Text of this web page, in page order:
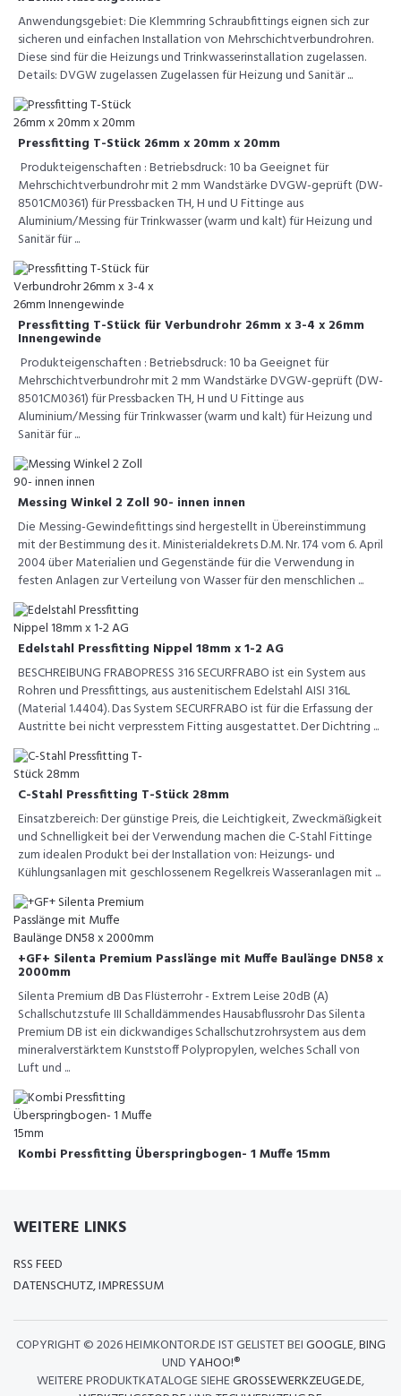
Anwendungsgebiet: Die Klemmring Schraubfittings eignen sich zur
sicheren und einfachen Installation von Mehrschichtverbundrohren.
Diese sind für die Heizungs und Trinkwasserinstallation zugelassen.
Details: DVGW zugelassen Zugelassen für Heizung und Sanitär ...
Pressfitting T-Stück 26mm x 20mm x 20mm
Produkteigenschaften : Betriebsdruck: 10 ba Geeignet für
Mehrschichtverbundrohr mit 2 mm Wandstärke DVGW-geprüft (DW-
8501CM0361) für Pressbacken TH, H und U Fittinge aus
Aluminium/Messing für Trinkwasser (warm und kalt) für Heizung und
Sanitär für ...
Pressfitting T-Stück für Verbundrohr 26mm x 3-4 x 26mm
Innengewinde
Produkteigenschaften : Betriebsdruck: 10 ba Geeignet für
Mehrschichtverbundrohr mit 2 mm Wandstärke DVGW-geprüft (DW-
8501CM0361) für Pressbacken TH, H und U Fittinge aus
Aluminium/Messing für Trinkwasser (warm und kalt) für Heizung und
Sanitär für ...
Messing Winkel 2 Zoll 90- innen innen
Die Messing-Gewindefittings sind hergestellt in Übereinstimmung
mit der Bestimmung des it. Ministerialdekrets D.M. Nr. 174 vom 6. April
2004 über Materialien und Gegenstände für die Verwendung in
festen Anlagen zur Verteilung von Wasser für den menschlichen ...
Edelstahl Pressfitting Nippel 18mm x 1-2 AG
BESCHREIBUNG FRABOPRESS 316 SECURFRABO ist ein System aus
Rohren und Pressfittings, aus austenitischem Edelstahl AISI 316L
(Material 1.4404). Das System SECURFRABO ist für die Erfassung der
Austritte bei nicht verpresstem Fitting ausgestattet. Der Dichtring ...
C-Stahl Pressfitting T-Stück 28mm
Einsatzbereich: Der günstige Preis, die Leichtigkeit, Zweckmäßigkeit
und Schnelligkeit bei der Verwendung machen die C-Stahl Fittinge
zum idealen Produkt bei der Installation von: Heizungs- und
Kühlungsanlagen mit geschlossenem Regelkreis Wasseranlagen mit ...
+GF+ Silenta Premium Passlänge mit Muffe Baulänge DN58 x
2000mm
Silenta Premium dB Das Flüsterrohr - Extrem Leise 20dB (A)
Schallschutzstufe III Schalldämmendes Hausabflussrohr Das Silenta
Premium DB ist ein dickwandiges Schallschutzrohrsystem aus dem
mineralverstärktem Kunststoff Polypropylen, welches Schall von
Luft und ...
Kombi Pressfitting Überspringbogen- 1 Muffe 15mm
WEITERE LINKS
RSS FEED
DATENSCHUTZ, IMPRESSUM
COPYRIGHT ©2026 HEIMKONTOR.DE IST GELISTET BEIGOOGLE,BING
UND YAHOO!®
WEITERE PRODUKTKATALOGE SIEHEGROSSEWERKZEUGE.DE,